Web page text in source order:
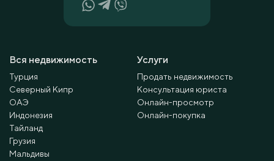
Вся недвижимость
Турция
Северный Кипр
ОАЭ
Индонезия
Тайланд
Грузия
Мальдивы
Услуги
Продать недвижимость
Консультация юриста
Онлайн-просмотр
Онлайн-покупка